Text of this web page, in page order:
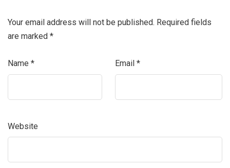
Your email address will not be published. Required fields
are marked *
Name * Email *
Website